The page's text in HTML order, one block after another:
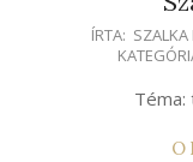
2021-
ÍRTA: SZALKA
Téma: